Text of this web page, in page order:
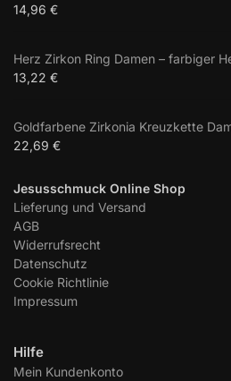
14,96 €
Herz Zirkon Ring Damen – farbiger
13,22 €
Goldfarbene Zirkonia Kreuzkette
22,69 €
Jesusschmuck Online Shop
Lieferung und Versand
AGB
Widerrufsrecht
Datenschutz
Cookie Richtlinie
Impressum
Hilfe
Mein Kundenkonto